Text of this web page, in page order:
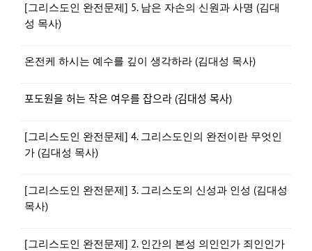
[그리스도인 완전문제] 5. 남은 자손의 신원과 사명 (김대
성 목사)
온전케 하시는 예수를 깊이 생각하라 (김대성 목사)
포도원을 허는 작은 여우를 잡으라 (김대성 목사)
[그리스도인 완전문제] 4. 그리스도인의 완전이란 무엇인
가 (김대성 목사)
[그리스도인 완전문제] 3. 그리스도의 신성과 인성 (김대성
목사)
[그리스도인 완전문제] 2. 인간의 본성 의인인가 죄인인가